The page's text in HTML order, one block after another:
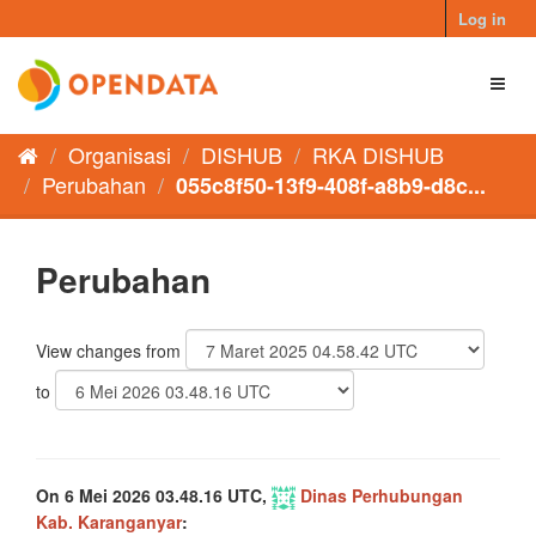
to
content
Log in
Organisasi DISHUB
RKA DISHUB
Perubahan
055c8f50-13f9-408f-a8b9-d8c...
Perubahan
View changes from
to
On 6 Mei 2026 03.48.16 UTC,
Dinas Perhubungan
Kab. Karanganyar: